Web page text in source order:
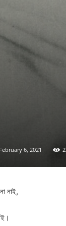
February 6, 2021
নাই,